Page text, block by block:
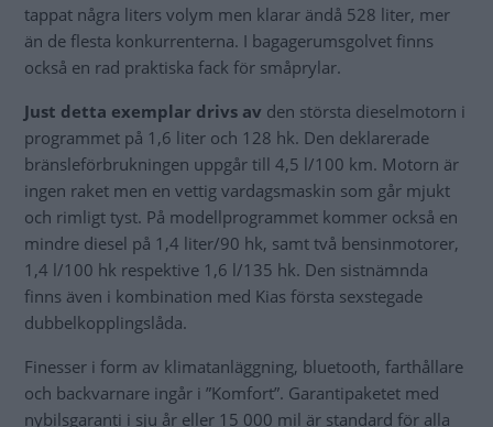
tappat några liters volym men klarar ändå 528 liter, mer
än de flesta konkurrenterna. I bagagerumsgolvet finns
också en rad praktiska fack för småprylar.
Just detta exemplar drivs av den största dieselmotorn i
programmet på 1,6 liter och 128 hk. Den deklarerade
bränsleförbrukningen uppgår till 4,5 l/100 km. Motorn är
ingen raket men en vettig vardagsmaskin som går mjukt
och rimligt tyst. På modellprogrammet kommer också en
mindre diesel på 1,4 liter/90 hk, samt två bensinmotorer,
1,4 l/100 hk respektive 1,6 l/135 hk. Den sistnämnda
finns även i kombination med Kias första sexstegade
dubbelkopplingslåda.
Finesser i form av klimatanläggning, bluetooth, farthållare
och backvarnare ingår i ”Komfort”. Garantipaketet med
nybilsgaranti i sju år eller 15 000 mil är standard för alla